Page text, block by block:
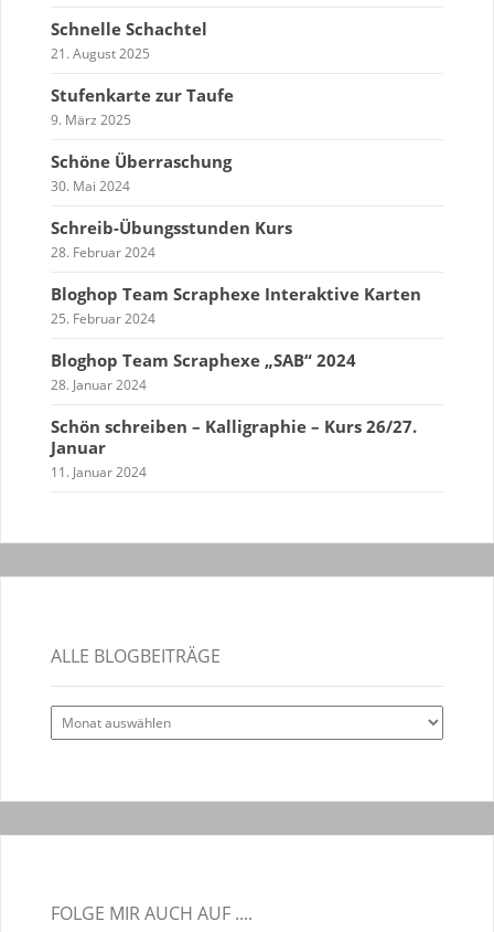
Schnelle Schachtel
21. August 2025
Stufenkarte zur Taufe
9. März 2025
Schöne Überraschung
30. Mai 2024
Schreib-Übungsstunden Kurs
28. Februar 2024
Bloghop Team Scraphexe Interaktive Karten
25. Februar 2024
Bloghop Team Scraphexe „SAB“ 2024
28. Januar 2024
Schön schreiben – Kalligraphie – Kurs 26/27.
Januar
11. Januar 2024
ALLE BLOGBEITRÄGE
Alle
Blogbeiträge
FOLGE MIR AUCH AUF ....